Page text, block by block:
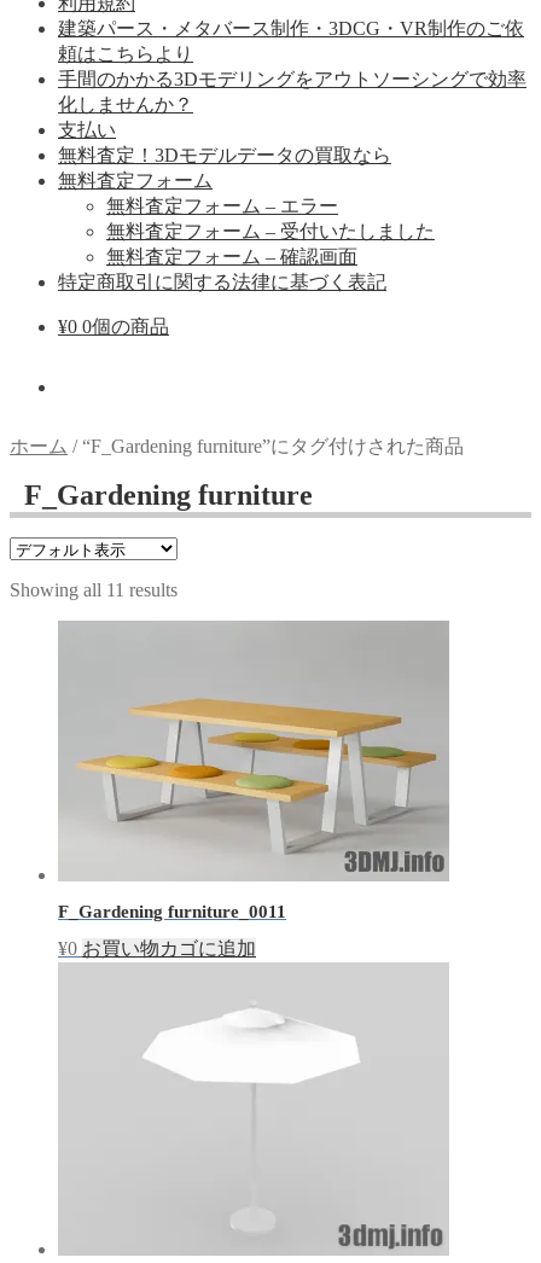
建築パース・メタバース制作・3DCG・VR制作のご依
頼はこちらより
手間のかかる3Dモデリングをアウトソーシングで効率
化しませんか？
支払い
無料査定！3Dモデルデータの買取なら
無料査定フォーム
無料査定フォーム – エラー
無料査定フォーム – 受付いたしました
無料査定フォーム – 確認画面
特定商取引に関する法律に基づく表記
¥0 0個の商品
ホーム /“F_Gardening furniture”にタグ付けされた商品
F_Gardening furniture
Showing all 11 results
F_Gardening furniture_0011
¥0 お買い物カゴに追加